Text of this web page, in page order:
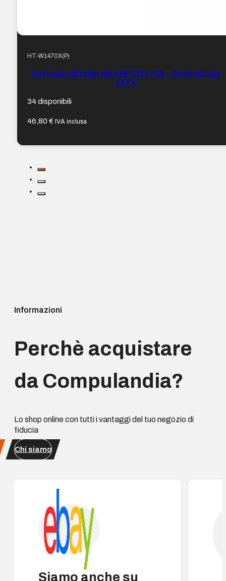
HT-W1470X(P)
Cartuccia di toner nero HP W1470X – Sostituzione
147X
34 disponibili
46,80€ IVA inclusa
Informazioni
Perchè acquistare
da Compulandia?
Lo shop online con tutti i vantaggi del tuo negozio di
fiducia
Chi siamo
Siamo anche su